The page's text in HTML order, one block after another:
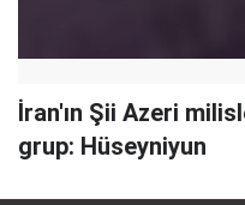
İran'ın Şii Azeri
grup: Hüseyniyun